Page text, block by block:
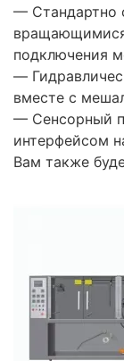
— Стандартно
подключения
—
вместе с
— Сенсорный
интерфейсом
Вам также